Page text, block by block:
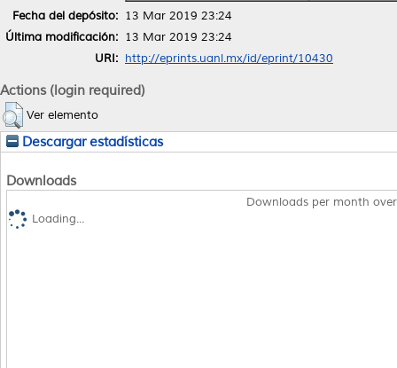
Fecha del depósito: 13 Mar 2019 23:24
Última modificación: 13 Mar 2019 23:24
URI: http://eprints.uanl.mx/id/eprint/10430
Actions (login required)
Ver elemento
Descargar estadísticas
Downloads
Downloads per month
Loading...